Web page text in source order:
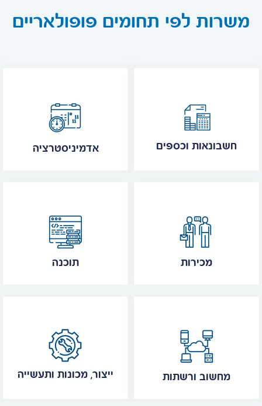
משרות לפי תחומים פופולאריים
אדמיניסטרציה חשבונאות וכספים
תוכנה מכירות
ייצור, מכונות ותעשייה מחשוב ורשתות